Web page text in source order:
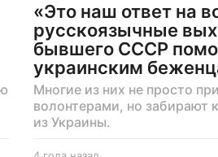
«Это наш ответ на
русскоязычные
бывшего СССР
украинским
Многие из них не просто
волонтерами, но забирают
из Украины.